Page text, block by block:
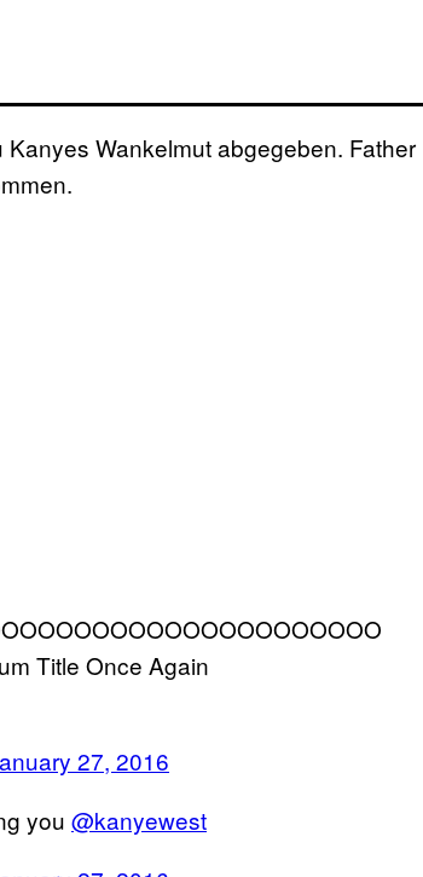
Wankelmut abgegeben. Father
Title Once Again
27, 2016
you @kanyewest